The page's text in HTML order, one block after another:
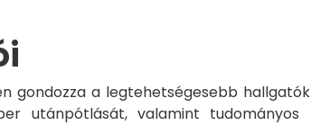
gondozza a legtehetségesebb
utánpótlását, valamint